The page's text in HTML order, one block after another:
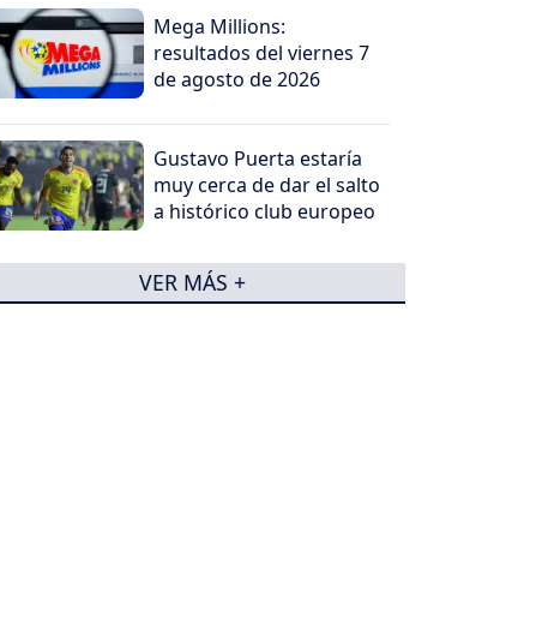
Mega Millions:
resultados del viernes 7
de agosto de 2026
Gustavo Puerta estaría
muy cerca de dar el salto
a histórico club europeo
VER MÁS +